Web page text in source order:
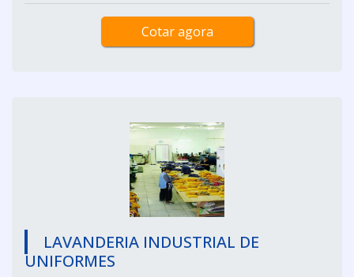
Cotar agora
LAVANDERIA INDUSTRIAL DE
UNIFORMES